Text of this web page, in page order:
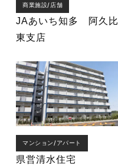
商業施設/店舗
JAあいち知多 阿久比
東支店
マンション/アパート
県営清水住宅